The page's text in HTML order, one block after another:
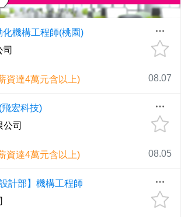
化機構工程師(桃園)
資達4萬元含以上)
08.07
宏科技)
司
資達4萬元含以上)
08.05
計部】機構工程師